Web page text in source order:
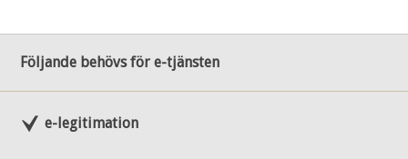
Följande behövs för e-tjänsten
e-legitimation